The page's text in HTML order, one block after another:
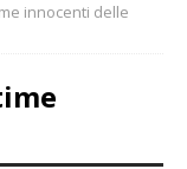
innocenti delle